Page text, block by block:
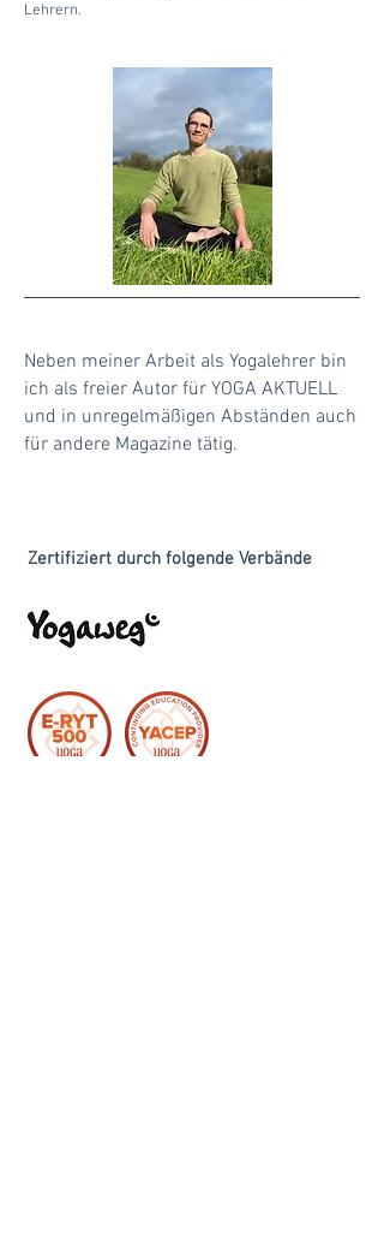
Lehrern.
Neben meiner Arbeit als Yogalehrer bin
ich als freier Autor für YOGA AKTUELL
und in unregelmäßigen Abständen auch
für andere Magazine tätig.
Zertifiziert durch folgende Verbände